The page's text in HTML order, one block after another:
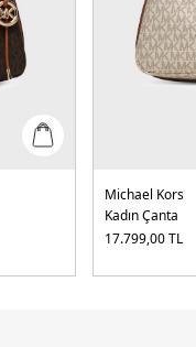
Michael Kors
Kadın Çanta
17.799,00TL